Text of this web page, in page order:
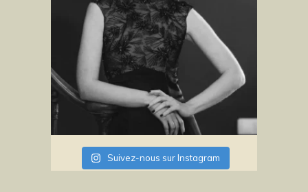
Suivez-nous sur Instagram